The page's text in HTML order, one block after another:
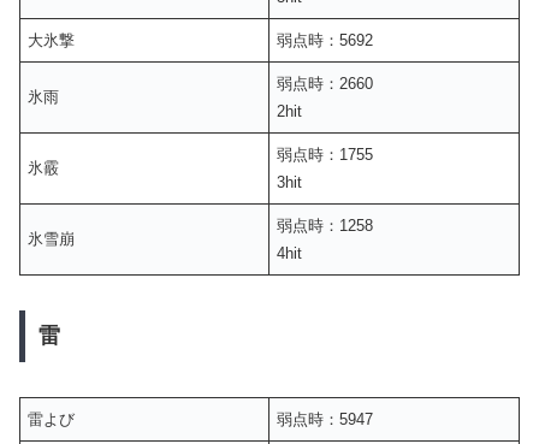
大氷撃 弱点時：5692
氷雨
弱点時：2660
2hit
氷霰
弱点時：1755
3hit
氷雪崩
弱点時：1258
4hit
雷
雷よび 弱点時：5947